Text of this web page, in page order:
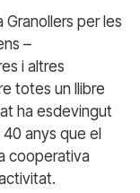
Granollers per les
–
i altres
totes un llibre
ha esdevingut
anys que el
cooperativa